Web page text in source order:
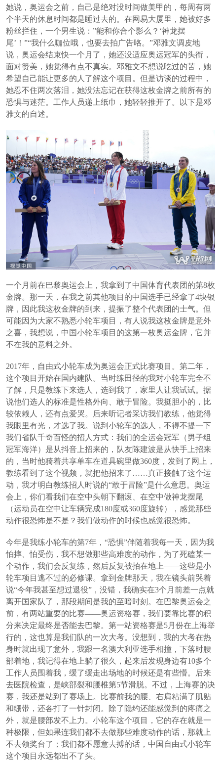
她说，奥运会之前，自己是绝对没时间做美甲的，每周有两
个半天的休息时间都是睡过去的。在网易大厦里，她被好多
粉丝拦住，一个男生说：”能和你合个影么？‘神龙摆
尾’！”“我什么咖位哦，也要去拍广告咯。”邓雅文调皮地
说，奥运会结束快一个月了，她还没适应奥运冠军的头衔，
面对赞美，她觉得有点不真实。邓雅文不想说吃过的苦，她
希望自己能让更多的人了解这个项目。但是访谈的过程中，
她忍不住两次落泪，她没法忘记在获得这枚金牌之前所有的
恐惧与迷茫。工作人员递上纸巾，她轻轻推开了。以下是邓
雅文的自述。
一个月前在巴黎奥运会上，我拿到了中国体育代表团的第8枚
金牌。那一天，在我之前其他项目的中国选手已经拿了4块银
牌，因此我这枚金牌的到来，提振了整个代表团的士气。但
可能因为大家不熟悉小轮车项目，有人说我这枚金牌是意外
之喜，我想说，中国小轮车项目的这第一枚奥运金牌，它并
不在我的意料之外。
2017年，自由式小轮车成为奥运会正式比赛项目。第二年，
这个项目开始在国内建队。当时练田径的我对小轮车完全不
了解，只是教练下来选人，选到我了，家里人让我试试。据
说他们选人的标准是性格外向、敢于冒险。我挺胆小的，比
较依赖人，还有点爱哭。后来听记者采访我们教练，他觉得
我眼里有光，才选了我。说到小轮车的选人，不得不提一下
我们省队千奇百怪的招人方式：我们的全运会冠军（男子组
冠军海洋）是从抖音上招来的，队友陈建波是从快手上招来
的，当时他骑着共享单车在道具碗里做360度，发到了网上，
教练看到了这个视频，就把他招来了……真正接触了这个运
动，我才明白教练招人时说的“敢于冒险”是什么意思。奥运
会上，你们看我们在空中头朝下翻滚、在空中做神龙摆尾
（运动员在空中让车辆完成180度或360度旋转），感觉那些
动作很恐怖是不是？我们做动作的时候也感觉很恐怖。
今年是我练小轮车的第7年，“恐惧”伴随着我每一天，因为我
怕摔、怕受伤，我不想做那些高难度的动作，为了死磕某一
个动作，我们会反复练，然后反复被拍在地上——这些是小
轮车项目逃不过的必修课。拿到金牌那天，我在镜头前哭着
说“今年我甚至想过退役”，没错，我确实在3个月前差一点就
离开国家队了，那段期间是我的至暗时刻。在巴黎奥运会之
前，有两站重要的比赛——奥运资格赛，我们要靠比赛的积
分来决定最终是否能去巴黎。第一站资格赛是5月份在上海举
行的，这也算是我们队的一次大考。没想到，我的大考在热
身时就出现了意外，我跟一名澳大利亚选手相撞，下落时腰
部着地，我记得在地上躺了很久，起来后发现身边有10多个
工作人员围着我，缓了缓走出场地的时候还是有些懵。后来
去医院检查，是峡部裂和腰椎第5节滑脱。不过，上海赛的决
赛，我还是站到了赛场上。比赛前我的腰、右肩粘满了肌贴
和绷带，还各打了一针封闭。除了隐约还能感觉到的疼痛之
外，就是腰部发不上力。小轮车这个项目，它的存在就是一
种极限，但如果连我们都不去做那些难度动作的话，那就上
不去领奖台了；我们都不愿意去搏的话，中国自由式小轮车
这个项目永远都出不了头。